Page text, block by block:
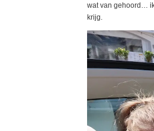
wat van gehoord…
krijg.